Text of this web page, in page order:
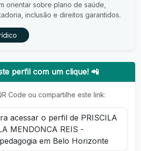
orientar sobre plano de saúde,
inclusão e direitos garantidos.
perfil com um clique! 📲
Code ou compartilhe este link: